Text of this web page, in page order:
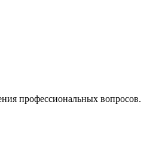
профессиональных вопросов.